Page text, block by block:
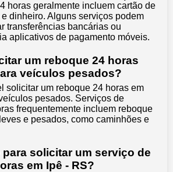
horas geralmente incluem cartão de
dinheiro. Alguns serviços podem
transferências bancárias ou
aplicativos de pagamento móveis.
um reboque 24 horas
veículos pesados?
solicitar um reboque 24 horas em
pesados. Serviços de
frequentemente incluem reboque
e pesados, como caminhões e
para solicitar um serviço de
em Ipê - RS?